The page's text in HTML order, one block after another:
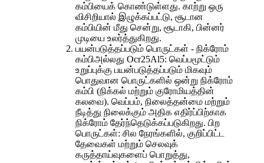
கம்பியைக் கொண்டுள்ளது. காற்று ஒரு
விசிறியால் இழுக்கப்பட்டு, சூடான
கம்பியின் மீது சென்று, சூடாகி, பின்னர்
முடியை உலர்த்துகிறது.
பயன்படுத்தப்படும் பொருட்கள் - நிக்ரோம்
கம்பிஅல்லது Ocr25Al5: வெப்பமூட்டும்
உறுப்புக்கு பயன்படுத்தப்படும் மிகவும்
பொதுவான பொருட்களில் ஒன்று நிக்ரோம்
கம்பி (நிக்கல் மற்றும் குரோமியத்தின்
கலவை). வெப்பம், நிலைத்தன்மை மற்றும்
நீடித்து நிலைக்கும் அதிக எதிர்ப்பிற்காக
நிக்ரோம் தேர்ந்தெடுக்கப்படுகிறது. பிற
பொருட்கள்: சில நேரங்களில், குறிப்பிட்ட
தேவைகள் மற்றும் செலவுக்
கருத்தாய்வுகளைப் பொறுத்து,